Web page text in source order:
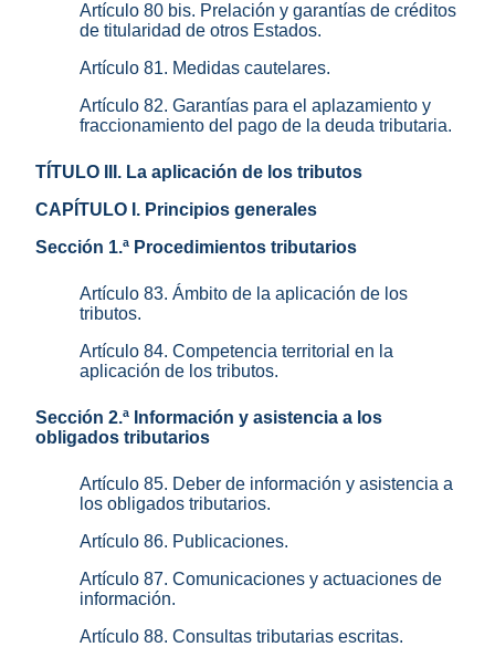
Artículo 80 bis. Prelación y garantías de créditos
de titularidad de otros Estados.
Artículo 81. Medidas cautelares.
Artículo 82. Garantías para el aplazamiento y
fraccionamiento del pago de la deuda tributaria.
TÍTULO III. La aplicación de los tributos
CAPÍTULO I. Principios generales
Sección 1.ª Procedimientos tributarios
Artículo 83. Ámbito de la aplicación de los
tributos.
Artículo 84. Competencia territorial en la
aplicación de los tributos.
Sección 2.ª Información y asistencia a los
obligados tributarios
Artículo 85. Deber de información y asistencia a
los obligados tributarios.
Artículo 86. Publicaciones.
Artículo 87. Comunicaciones y actuaciones de
información.
Artículo 88. Consultas tributarias escritas.